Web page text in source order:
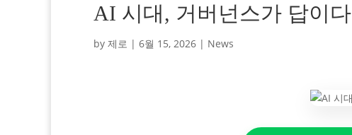
AI 시대, 거버넌스가 답이다
by 제로 | 6월 15, 2026 | News